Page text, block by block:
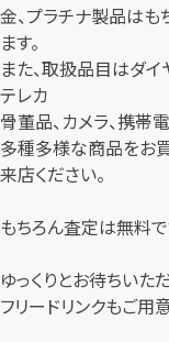
金、プラチナ製品は
ます。
また、取扱品目はダイ
テレカ
骨董品、カメラ、携帯
多種多様な商品をお
来店ください。
もちろん査定は無料で
ゆっくりとお待ちいた
フリードリンクもご用